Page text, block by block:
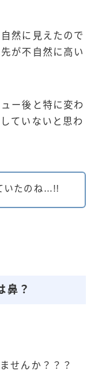
然に見えたので
が不自然に高い
ー後と特に変わ
ていないと思わ
いたのね…!!
鼻？
せんか？？？